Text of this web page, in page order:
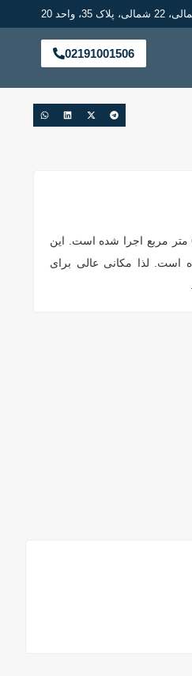
واحد 20
02191001506
سایبان کافی شاپ نیکان در منطقه اقدسیه تهران با متراژ حدودی 60 متر مربع اجرا شده است. این
است. لذا مکانی عالی برای